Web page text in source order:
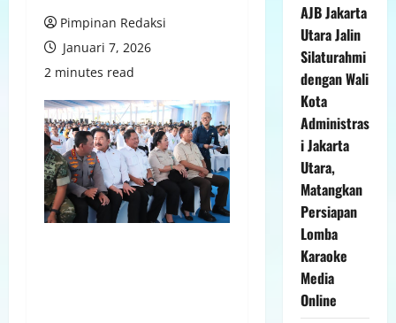
Pimpinan Redaksi
Januari 7, 2026
2 minutes read
AJB Jakarta
Utara Jalin
Silaturahmi
dengan Wali
Kota
Administras
i Jakarta
Utara,
Matangkan
Persiapan
Lomba
Karaoke
Media
Online